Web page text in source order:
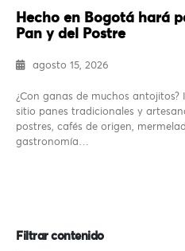
Hecho en Bogotá hará
Pan y del Postre
agosto 15, 2026
¿Con ganas de muchos
sitio panes tradicionales y
postres, cafés de origen,
gastronomía…
Filtrar contenido